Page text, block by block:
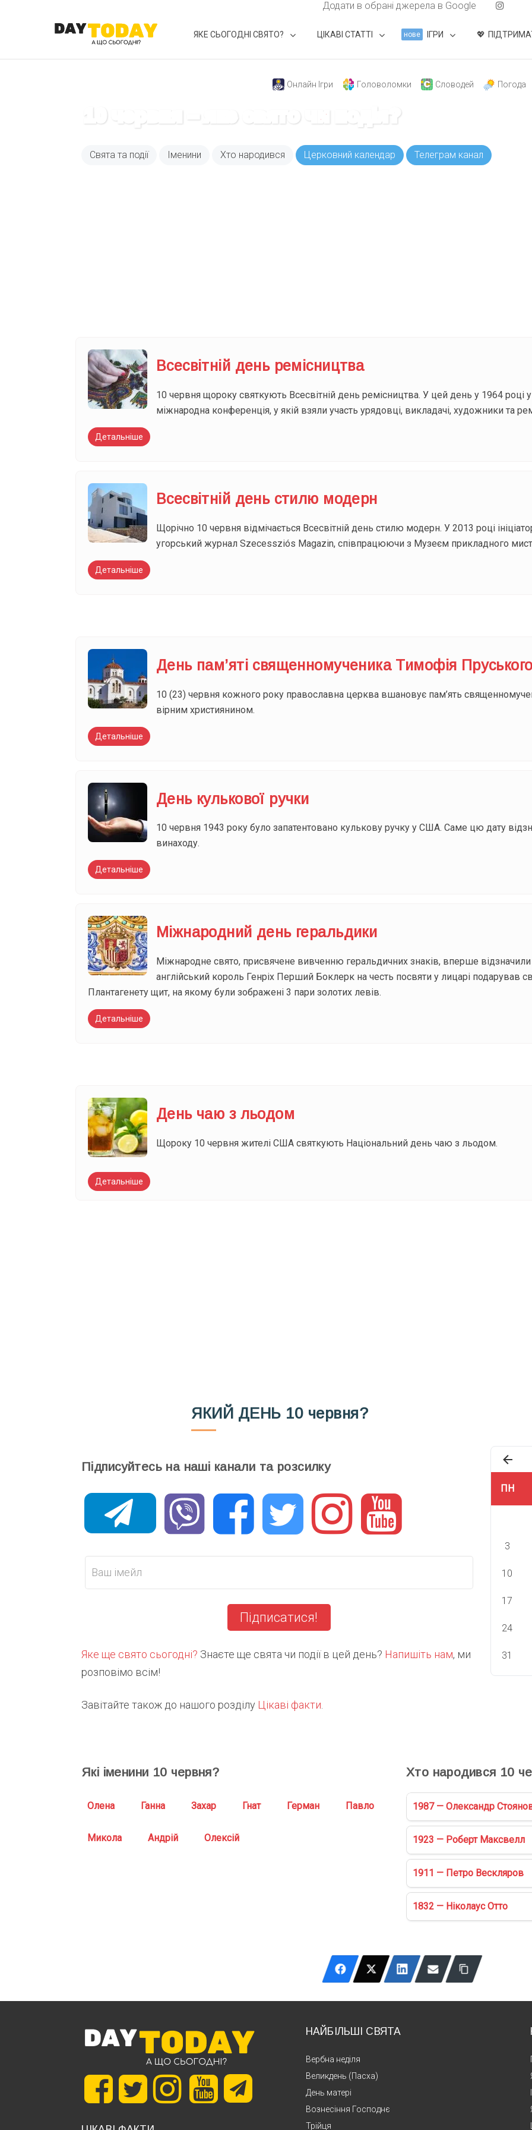
Додати в обрані джерела в Google
ЯКЕ СЬОГОДНІ СВЯТО? ЦІКАВІ СТАТТІ нове ІГРИ
Онлайн Ігри Головоломки Словодей Погода
10 червня – яке свято чи подія?
Свята та події Іменини Хто народився Церковний календар Телеграм канал
Всесвітній день ремісництва
10 червня щороку святкують Всесвітній день ремісництва. У цей день у 1964
міжнародна конференція, у якій взяли участь урядовці, викладачі, художники та
Детальніше
Всесвітній день стилю модерн
Щорічно 10 червня відмічається Всесвітній день стилю модерн. У 2013 році
угорський журнал Szecessziós Magazin, співпрацюючи з Музеєм прикладного
Детальніше
День пам’яті священномученика Тимофія Пруського
10 (23) червня кожного року православна церква вшановує пам’ять
вірним християнином.
Детальніше
День кулькової ручки
10 червня 1943 року було запатентовано кулькову ручку у США. Саме цю дату
винаходу.
Детальніше
Міжнародний день геральдики
Міжнародне свято, присвячене вивченню геральдичних знаків, вперше
англійський король Генріх Перший Боклерк на честь посвяти у лицарі
Плантагенету щит, на якому були зображені 3 пари золотих левів.
Детальніше
День чаю з льодом
Щороку 10 червня жителі США святкують Національний день чаю з льодом.
Детальніше
ЯКИЙ ДЕНЬ 10 червня?
Підписуйтесь на наші канали та розсилку
Підписатися!
Яке ще свято сьогодні? Знаєте ще свята чи події в цей день? Напишіть нам, ми
розповімо всім!
Завітайте також до нашого розділу Цікаві факти.
ПН
3
10
17
24
31
Які іменини 10 червня?
Олена Ганна Захар Гнат Герман Павло
Микола Андрій Олексій
Хто народився 10
1987 — Олександр
1923 — Роберт Максвелл
1911 — Петро Вескляров
1832 — Ніколаус Отто
НАЙБІЛЬШІ СВЯТА
Вербна неділя
Великдень (Пасха)
День матері
Вознесіння Господнє
Трійця